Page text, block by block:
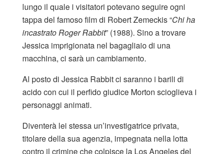
lungo il quale i visitatori potevano seguire ogni
tappa del famoso film di Robert Zemeckis “Chi ha
incastrato Roger Rabbit” (1988). Sino a trovare
Jessica imprigionata nel bagagliaio di una
macchina, ci sarà un cambiamento.
Al posto di Jessica Rabbit ci saranno i barili di
acido con cui il perfido giudice Morton scioglieva i
personaggi animati.
Diventerà lei stessa un’investigatrice privata,
titolare della sua agenzia, impegnata nella lotta
contro il crimine che colpisce la Los Angeles del